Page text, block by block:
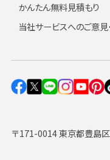
〒171-0014 東京都豊島
かんたん無料見積もり
当社サービスへのご意見